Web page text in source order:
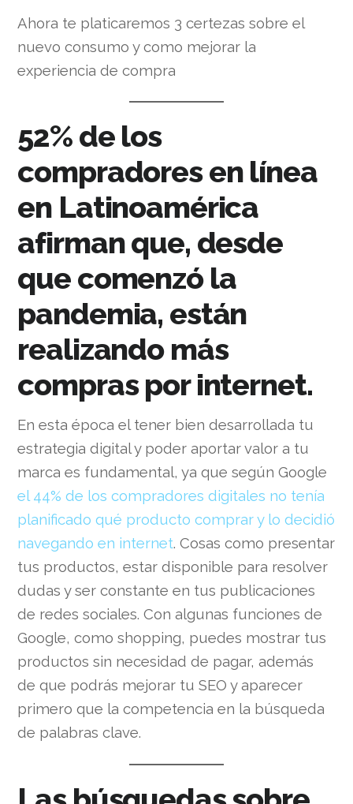
Ahora te platicaremos 3 certezas sobre el
nuevo consumo y como mejorar la
experiencia de compra
52% de los
compradores en línea
en Latinoamérica
afirman que, desde
que comenzó la
pandemia, están
realizando más
compras por internet.
En esta época el tener bien desarrollada tu
estrategia digital y poder aportar valor a tu
marca es fundamental, ya que según Google
el 44% de los compradores digitales no tenía
planificado qué producto comprar y lo decidió
navegando en internet. Cosas como presentar
tus productos, estar disponible para resolver
dudas y ser constante en tus publicaciones
de redes sociales. Con algunas funciones de
Google, como shopping, puedes mostrar tus
productos sin necesidad de pagar, además
de que podrás mejorar tu SEO y aparecer
primero que la competencia en la búsqueda
de palabras clave.